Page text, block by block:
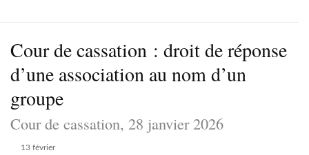
Cour de cassation : droit de réponse
d’une association au nom d’un
groupe
Cour de cassation, 28 janvier 2026
13 février